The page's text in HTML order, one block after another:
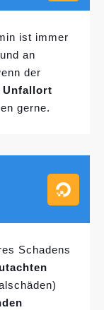
ist immer
und an
der
Unfallort
gerne.
Schadens